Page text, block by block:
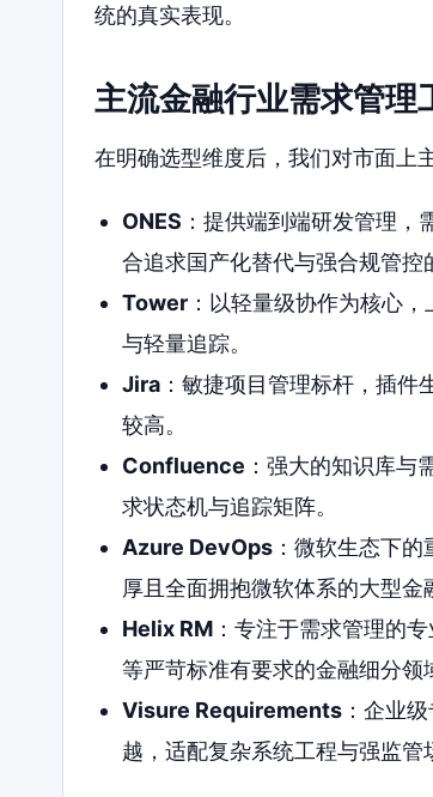
统的真实表现。
主流金融行业需求管理
在明确选型维度后，我们对市面上
ONES ：提供端到端研发管理
合追求国产化替代与强合规管控
Tower：以轻量级协作为核心
与轻量追踪。
Jira：敏捷项目管理标杆，插件
较高。
Confluence ：强大的知识库
求状态机与追踪矩阵。
Azure DevOps：微软生态下的
厚且全面拥抱微软体系的大型金
Helix RM：专注于需求管理的
等严苛标准有要求的金融细分领
Visure Requirements：企业
越，适配复杂系统工程与强监管